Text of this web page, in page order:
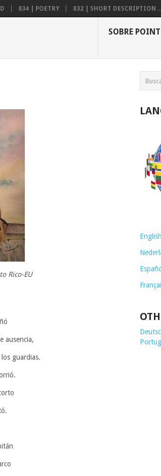
834 | POETRY 832 | SHORT DESCRIPTION
SOBRE POINT
Rico-EU
ausencia,
guardias.
English